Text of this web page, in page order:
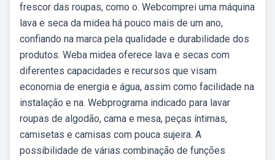
frescor das roupas, como o. Webcomprei uma máquina
lava e seca da midea há pouco mais de um ano,
confiando na marca pela qualidade e durabilidade dos
produtos. Weba midea oferece lava e secas com
diferentes capacidades e recursos que visam
economia de energia e água, assim como facilidade na
instalação e na. Webprograma indicado para lavar
roupas de algodão, cama e mesa, peças íntimas,
camisetas e camisas com pouca sujeira. A
possibilidade de várias combinação de funções